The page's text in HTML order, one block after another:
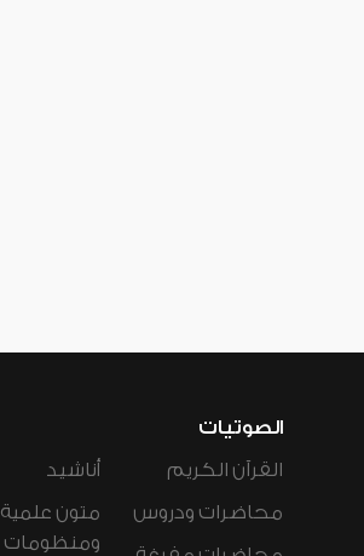
الصوتيات
القرآن الكريم
محاضرات ودروس
أناشيد
متون علمية
ومنظومات